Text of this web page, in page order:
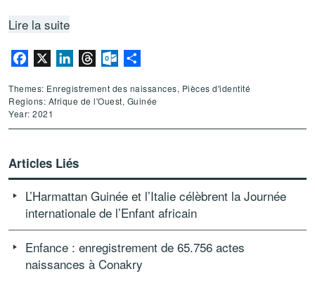
Lire la suite
Facebook LinkedInThreadsOutlook.com
Themes: Enregistrement des naissances, Pièces d'identité
Regions: Afrique de l'Ouest, Guinée
Year: 2021
Articles Liés
L’Harmattan Guinée et l’Italie célèbrent la Journée
internationale de l’Enfant africain
Enfance : enregistrement de 65.756 actes
naissances à Conakry